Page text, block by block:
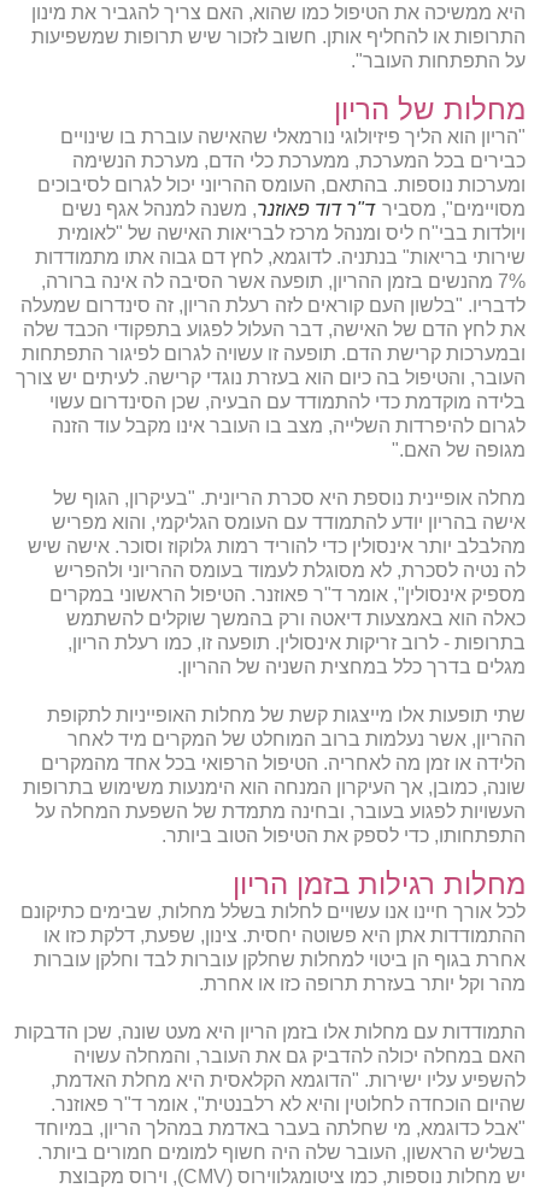
היא ממשיכה את הטיפול כמו שהוא, האם צריך להגביר את מינון
התרופות או להחליף אותן. חשוב לזכור שיש תרופות שמשפיעות
על התפתחות העובר".
מחלות של הריון
"הריון הוא הליך פיזיולוגי נורמאלי שהאישה עוברת בו שינויים
כבירים בכל המערכת, ממערכת כלי הדם, מערכת הנשימה
ומערכות נוספות. בהתאם, העומס ההריוני יכול לגרום לסיבוכים
מסויימים", מסביר ד"ר דוד פאוזנר, משנה למנהל אגף נשים
ויולדות בבי"ח ליס ומנהל מרכז לבריאות האישה של "לאומית
שירותי בריאות" בנתניה. לדוגמא, לחץ דם גבוה אתו מתמודדות
7% מהנשים בזמן ההריון, תופעה אשר הסיבה לה אינה ברורה,
לדבריו. "בלשון העם קוראים לזה רעלת הריון, זה סינדרום שמעלה
את לחץ הדם של האישה, דבר העלול לפגוע בתפקודי הכבד שלה
ובמערכות קרישת הדם. תופעה זו עשויה לגרום לפיגור התפתחות
העובר, והטיפול בה כיום הוא בעזרת נוגדי קרישה. לעיתים יש צורך
בלידה מוקדמת כדי להתמודד עם הבעיה, שכן הסינדרום עשוי
לגרום להיפרדות השלייה, מצב בו העובר אינו מקבל עוד הזנה
מגופה של האם."
מחלה אופיינית נוספת היא סכרת הריונית. "בעיקרון, הגוף של
אישה בהריון יודע להתמודד עם העומס הגליקמי, והוא מפריש
מהלבלב יותר אינסולין כדי להוריד רמות גלוקוז וסוכר. אישה שיש
לה נטיה לסכרת, לא מסוגלת לעמוד בעומס ההריוני ולהפריש
מספיק אינסולין", אומר ד"ר פאוזנר. הטיפול הראשוני במקרים
כאלה הוא באמצעות דיאטה ורק בהמשך שוקלים להשתמש
בתרופות - לרוב זריקות אינסולין. תופעה זו, כמו רעלת הריון,
מגלים בדרך כלל במחצית השניה של ההריון.
שתי תופעות אלו מייצגות קשת של מחלות האופייניות לתקופת
ההריון, אשר נעלמות ברוב המוחלט של המקרים מיד לאחר
הלידה או זמן מה לאחריה. הטיפול הרפואי בכל אחד מהמקרים
שונה, כמובן, אך העיקרון המנחה הוא הימנעות משימוש בתרופות
העשויות לפגוע בעובר, ובחינה מתמדת של השפעת המחלה על
התפתחותו, כדי לספק את הטיפול הטוב ביותר.
מחלות רגילות בזמן הריון
לכל אורך חיינו אנו עשויים לחלות בשלל מחלות, שבימים כתיקונם
ההתמודדות אתן היא פשוטה יחסית. צינון, שפעת, דלקת כזו או
אחרת בגוף הן ביטוי למחלות שחלקן עוברות לבד וחלקן עוברות
מהר וקל יותר בעזרת תרופה כזו או אחרת.
התמודדות עם מחלות אלו בזמן הריון היא מעט שונה, שכן הדבקות
האם במחלה יכולה להדביק גם את העובר, והמחלה עשויה
להשפיע עליו ישירות. "הדוגמא הקלאסית היא מחלת האדמת,
שהיום הוכחדה לחלוטין והיא לא רלבנטית", אומר ד"ר פאוזנר.
"אבל כדוגמא, מי שחלתה בעבר באדמת במהלך הריון, במיוחד
בשליש הראשון, העובר שלה היה חשוף למומים חמורים ביותר.
יש מחלות נוספות, כמו ציטומגלווירוס (CMV), וירוס מקבוצת